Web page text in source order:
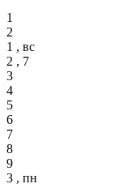
1
2
1 , вс
2 , 7
3
4
5
6
7
8
9
3 , пн